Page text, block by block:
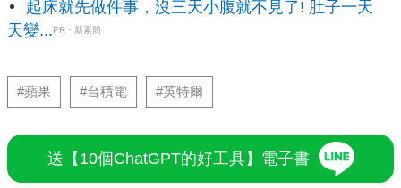
起床就先做件事，沒三天小腹就不見了! 肚子一天
天變...PR・新素簡
#蘋果 #台積電 #英特爾
送【10個ChatGPT的好工具】電子書